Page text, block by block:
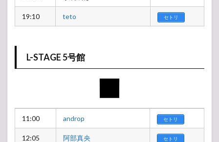
19:10 teto セトリ
L-STAGE 5号館
11:00 androp セトリ
12:05 阿部真央 セトリ